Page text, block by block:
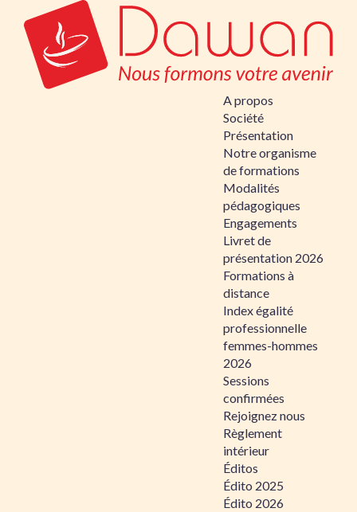
A propos
Société
Présentation
Notre organisme
de formations
Modalités
pédagogiques
Engagements
Livret de
présentation 2026
Formations à
distance
Index égalité
professionnelle
femmes-hommes
2026
Sessions
confirmées
Rejoignez nous
Règlement
intérieur
Éditos
Édito 2025
Édito 2026